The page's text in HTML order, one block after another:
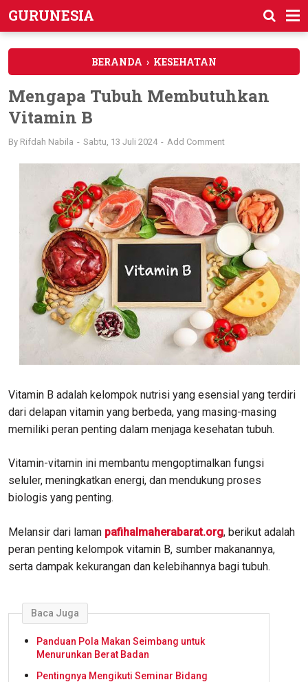
GURUNESIA
BERANDA › KESEHATAN
Mengapa Tubuh Membutuhkan
Vitamin B
By Rifdah Nabila Sabtu, 13 Juli 2024 Add Comment
Vitamin B adalah kelompok nutrisi yang esensial yang terdiri
dari delapan vitamin yang berbeda, yang masing-masing
memiliki peran penting dalam menjaga kesehatan tubuh.
Vitamin-vitamin ini membantu mengoptimalkan fungsi
seluler, meningkatkan energi, dan mendukung proses
biologis yang penting.
Melansir dari laman pafihalmaherabarat.org, berikut adalah
peran penting kelompok vitamin B, sumber makanannya,
serta dampak kekurangan dan kelebihannya bagi tubuh.
Baca Juga
Panduan Pola Makan Seimbang untuk
Menurunkan Berat Badan
Pentingnya Mengikuti Seminar Bidang